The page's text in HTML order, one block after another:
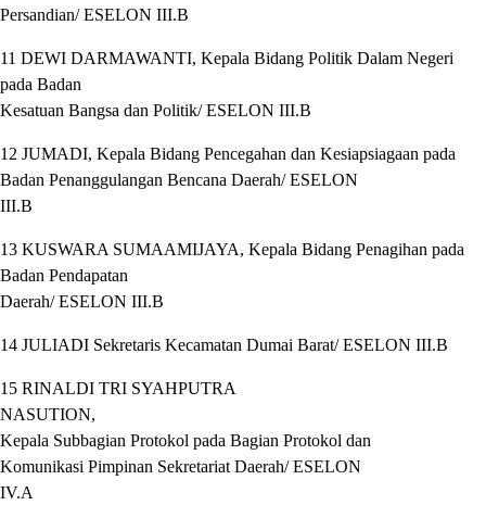
Persandian/ ESELON III.B
11 DEWI DARMAWANTI, Kepala Bidang Politik Dalam Negeri
pada Badan
Kesatuan Bangsa dan Politik/ ESELON III.B
12 JUMADI, Kepala Bidang Pencegahan dan Kesiapsiagaan pada
Badan Penanggulangan Bencana Daerah/ ESELON
III.B
13 KUSWARA SUMAAMIJAYA, Kepala Bidang Penagihan pada
Badan Pendapatan
Daerah/ ESELON III.B
14 JULIADI Sekretaris Kecamatan Dumai Barat/ ESELON III.B
15 RINALDI TRI SYAHPUTRA
NASUTION,
Kepala Subbagian Protokol pada Bagian Protokol dan
Komunikasi Pimpinan Sekretariat Daerah/ ESELON
IV.A